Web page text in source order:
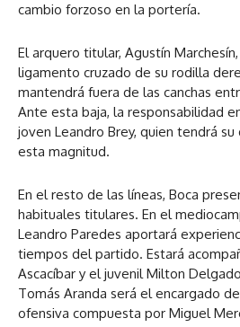
cambio forzoso en la portería.
El arquero titular, Agustín
ligamento cruzado de su rodilla
mantendrá fuera de las canchas
Ante esta baja, la responsabilidad
joven Leandro Brey, quien tendrá
esta magnitud.
En el resto de las líneas, Boca
habituales titulares. En el
Leandro Paredes aportará
tiempos del partido. Estará
Ascacíbar y el juvenil Milton
Tomás Aranda será el encargado
ofensiva compuesta por Miguel